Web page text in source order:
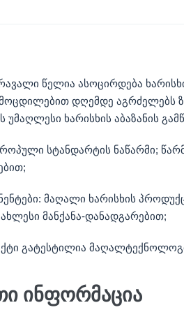
წელია ასოცირდება
დღემდე აგრძელებს
უმაღლესი ხარისხის აბაზანის
სტანდარტის ნაწარმი;
მაღალი ხარისხის
მანქანა-დანადგარებით;
გატესტილია
ინფორმაცია